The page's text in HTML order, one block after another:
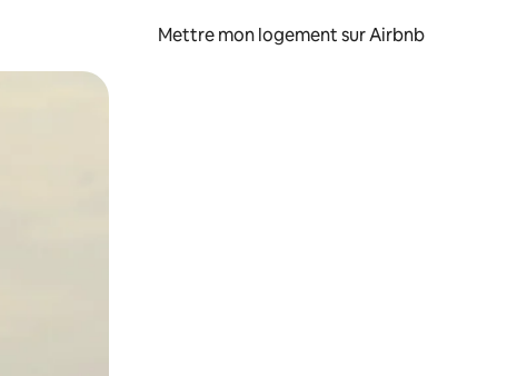
Mettre mon logement sur Airbnb